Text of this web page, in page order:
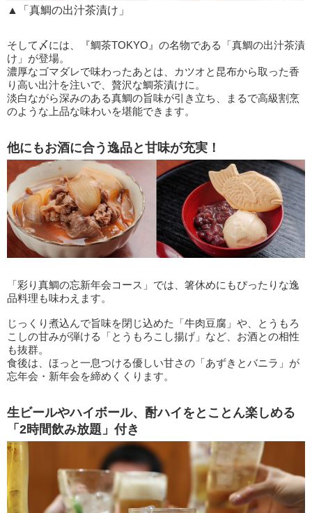
▲「真鯛の出汁茶漬け」
そして〆には、『鯛茶TOKYO』の名物である「真鯛の出汁茶漬
け」が登場。
濃厚なゴマダレで味わったあとは、カツオと昆布から取った香
り高い出汁を注いで、贅沢な鯛茶漬けに。
淡白ながら深みのある真鯛の旨味が引き立ち、まるで高級割烹
のような上品な味わいを堪能できます。
他にもお酒に合う逸品と甘味が充実！
「彩り真鯛の忘新年会コース」では、箸休めにもぴったりな逸
品料理も味わえます。
じっくり煮込んで旨味を閉じ込めた「牛肉豆腐」や、とうもろ
こしの甘みが弾ける「とうもろこし揚げ」など、お酒との相性
も抜群。
食後は、ほっと一息つける優しい甘さの「あずきとバニラ」が
忘年会・新年会を締めくくります。
生ビールやハイボール、酎ハイをとことん楽しめる
「2時間飲み放題」付き